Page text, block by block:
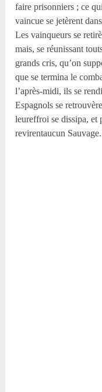
faire prisonniers ; ce
vaincue se jetèrent
Les vainqueurs se
mais, se réunissant
grands cris, qu’on
que se termina le
l’après-midi, ils se
Espagnols se
leureffroi se dissipa, et
revirentaucun Sauvage.